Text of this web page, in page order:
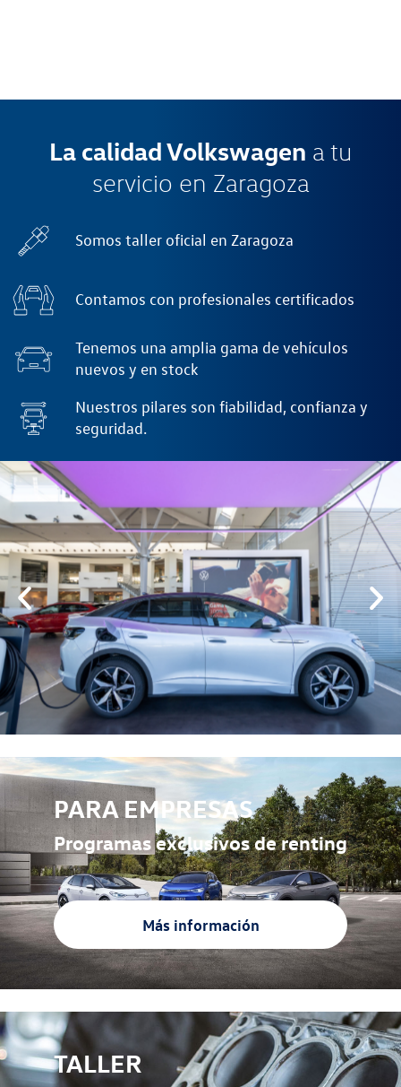
La calidad Volkswagen a tu
servicio en Zaragoza
Somos taller oficial en Zaragoza
Contamos con profesionales certificados
Tenemos una amplia gama de vehículos
nuevos y en stock
Nuestros pilares son fiabilidad, confianza y
seguridad.
PARA EMPRESAS
Programas exclusivos de renting
Más información
TALLER